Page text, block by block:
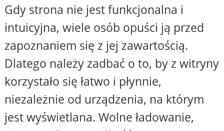
Gdy strona nie jest funkcjonalna i
intuicyjna, wiele osób opuści ją przed
zapoznaniem się z jej zawartością.
Dlatego należy zadbać o to, by z witryny
korzystało się łatwo i płynnie,
niezależnie od urządzenia, na którym
jest wyświetlana. Wolne ładowanie,